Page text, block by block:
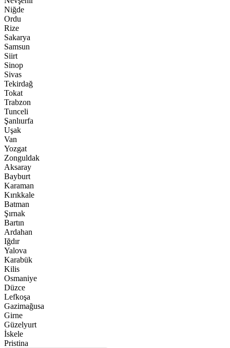
Niğde
Ordu
Rize
Sakarya
Samsun
Siirt
Sinop
Sivas
Tekirdağ
Tokat
Trabzon
Tunceli
Şanlıurfa
Uşak
Van
Yozgat
Zonguldak
Aksaray
Bayburt
Karaman
Kırıkkale
Batman
Şırnak
Bartın
Ardahan
Iğdır
Yalova
Karabük
Kilis
Osmaniye
Düzce
Lefkoşa
Gazimağusa
Girne
Güzelyurt
İskele
Pristina